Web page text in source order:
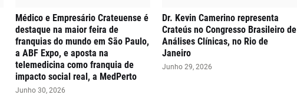
Médico e Empresário Crateuense é
destaque na maior feira de
franquias do mundo em São Paulo,
a ABF Expo, e aposta na
telemedicina como franquia de
impacto social real, a MedPerto
Junho 30, 2026
Dr. Kevin Camerino representa
Crateús no Congresso Brasileiro de
Análises Clínicas, no Rio de
Janeiro
Junho 29, 2026